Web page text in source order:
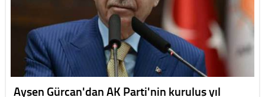
Ayşen Gürcan'dan AK Parti'nin kuruluş yıl